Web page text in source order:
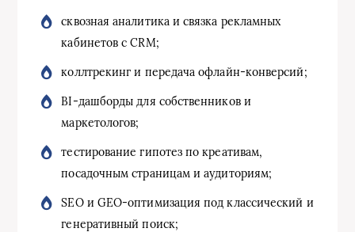
сквозная аналитика и связка рекламных
кабинетов с CRM;
коллтрекинг и передача офлайн-конверсий;
BI-дашборды для собственников и
маркетологов;
тестирование гипотез по креативам,
посадочным страницам и аудиториям;
SEO и GEO-оптимизация под классический и
генеративный поиск;